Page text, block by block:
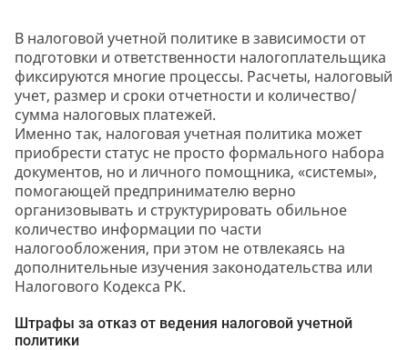
В налоговой учетной политике в зависимости от
подготовки и ответственности налогоплательщика
фиксируются многие процессы. Расчеты, налоговый
учет, размер и сроки отчетности и количество/
сумма налоговых платежей.
Именно так, налоговая учетная политика может
приобрести статус не просто формального набора
документов, но и личного помощника, «системы»,
помогающей предпринимателю верно
организовывать и структурировать обильное
количество информации по части
налогообложения, при этом не отвлекаясь на
дополнительные изучения законодательства или
Налогового Кодекса РК.
Штрафы за отказ от ведения налоговой учетной
политики